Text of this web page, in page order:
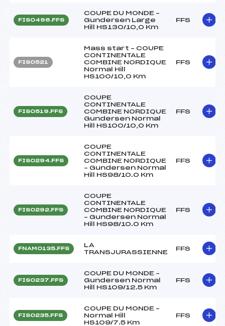
FIS0496.FFS
COUPE DU MONDE –
Gundersen Large
Hill HS130/10,0 Km
FFS
FIS0521
Mass start – COUPE
CONTINENTALE
COMBINE NORDIQUE
Normal Hill
HS100/10,0 Km
FFS
FIS0519.FFS
COUPE
CONTINENTALE
COMBINE NORDIQUE
Gundersen Normal
Hill HS100/10,0 Km
FFS
FIS0294.FFS
COUPE
CONTINENTALE
COMBINE NORDIQUE
– Gundersen Normal
Hill HS98/10.0 Km
FFS
FIS0292.FFS
COUPE
CONTINENTALE
COMBINE NORDIQUE
– Gundersen Normal
Hill HS98/10.0 Km
FFS
FNAM0135.FFS
LA
TRANSJURASSIENNE
FFS
FIS0237.FFS
COUPE DU MONDE –
Gundersen Normal
Hill HS109/12.5 Km
FFS
FIS0235.FFS
COUPE DU MONDE –
Normal Hill
HS109/7.5 Km
FFS